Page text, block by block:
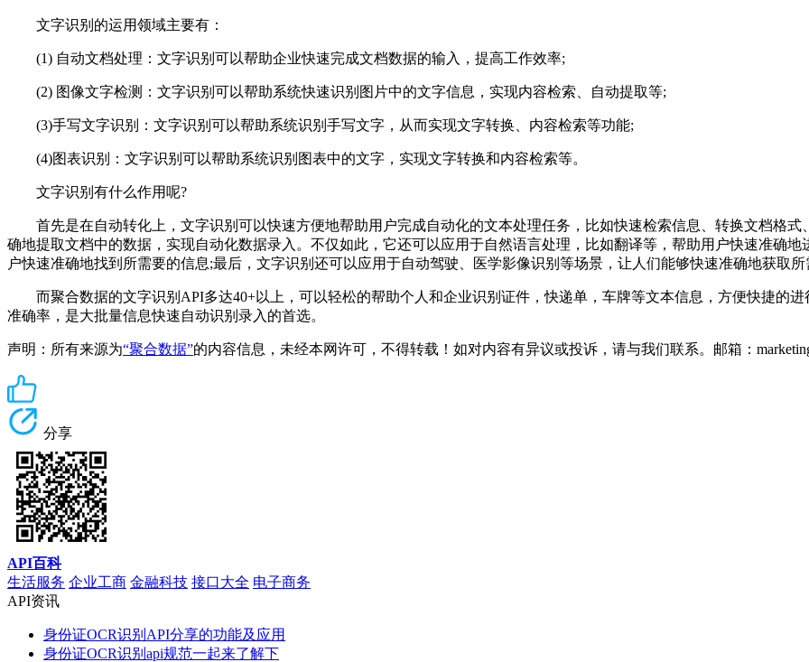
文字识别的运用领域主要有：
(1) 自动文档处理：文字识别可以帮助企业快速完成文档数据的输入，提高工作效率;
(2) 图像文字检测：文字识别可以帮助系统快速识别图片中的文字信息，实现内容检索、自动提取等;
(3)手写文字识别：文字识别可以帮助系统识别手写文字，从而实现文字转换、内容检索等功能;
(4)图表识别：文字识别可以帮助系统识别图表中的文字，实现文字转换和内容检索等。
文字识别有什么作用呢?
首先是在自动转化上，文字识别可以快速方便地帮助用户完成自动化的文本处理任务，比如快速检索信息、转换文档格式
确地提取文档中的数据，实现自动化数据录入。不仅如此，它还可以应用于自然语言处理，比如翻译等，帮助用户快速准确
户快速准确地找到所需要的信息;最后，文字识别还可以应用于自动驾驶、医学影像识别等场景，让人们能够快速准确地获取所
而聚合数据的文字识别API多达40+以上，可以轻松的帮助个人和企业识别证件，快递单，车牌等文本信息，方便快捷的
准确率，是大批量信息快速自动识别录入的首选。
声明：所有来源为“聚合数据”的内容信息，未经本网许可，不得转载！如对内容有异议或投诉，请与我们联系。邮箱：
分享
API百科
生活服务 企业工商 金融科技 接口大全 电子商务
API资讯
身份证OCR识别API分享的功能及应用
身份证OCR识别api规范一起来了解下